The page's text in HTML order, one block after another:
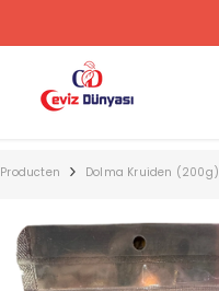
Producten Dolma Kruiden (200g)